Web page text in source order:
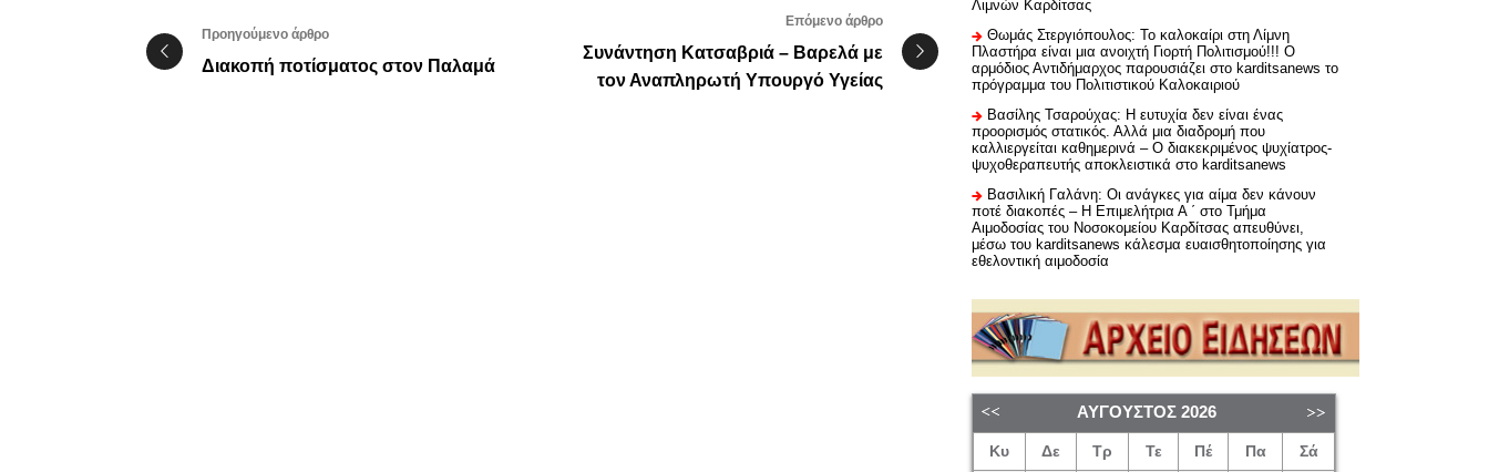
Προηγούμενο άρθρο
Διακοπή ποτίσματος στον Παλαμά
Επόμενο άρθρο
Συνάντηση Κατσαβριά – Βαρελά με
τον Αναπληρωτή Υπουργό Υγείας
Λιμνών Καρδίτσας
Θωμάς Στεργιόπουλος: Το καλοκαίρι στη Λίμνη
Πλαστήρα είναι μια ανοιχτή Γιορτή Πολιτισμού!!! Ο
αρμόδιος Αντιδήμαρχος παρουσιάζει στο karditsanews το
πρόγραμμα του Πολιτιστικού Καλοκαιριού
Βασίλης Τσαρούχας: Η ευτυχία δεν είναι ένας
προορισμός στατικός. Αλλά μια διαδρομή που
καλλιεργείται καθημερινά – Ο διακεκριμένος ψυχίατρος-
ψυχοθεραπευτής αποκλειστικά στο karditsanews
Βασιλική Γαλάνη: Οι ανάγκες για αίμα δεν κάνουν
ποτέ διακοπές – Η Επιμελήτρια Α ΄ στο Τμήμα
Αιμοδοσίας του Νοσοκομείου Καρδίτσας απευθύνει,
μέσω του karditsanews κάλεσμα ευαισθητοποίησης για
εθελοντική αιμοδοσία
ΑΎΓΟΥΣΤΟΣ 2026
Κυ Δε Τρ Τε Πέ Πα Σά